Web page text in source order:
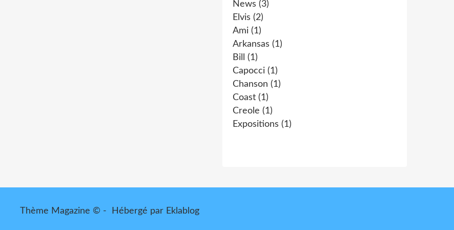
News (3)
Elvis (2)
Ami (1)
Arkansas (1)
Bill
(1)
Capocci (1)
Chanson (1)
Coast (1)
Creole (1)
Expositions (1)
Thème Magazine © - Hébergé par Eklablog